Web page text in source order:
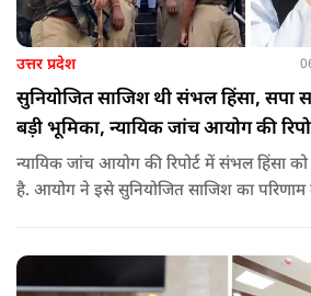
उत्तर प्रदेश
सुनियोजित साजिश थी संभल हिंसा, सपा
बड़ी भूमिका, न्यायिक जांच आयोग की
न्यायिक जांच आयोग की रिपोर्ट में संभल हिंसा
है. आयोग ने इसे सुनियोजित साजिश का परिणाम